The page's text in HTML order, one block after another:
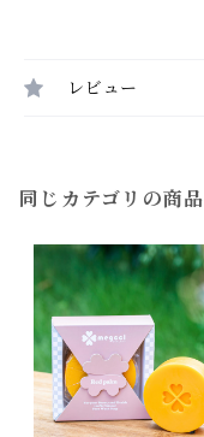
レビュー
同じカテゴリの商品